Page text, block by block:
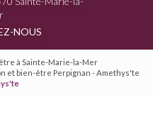
NOUS
à Sainte-Marie-la-Mer
et bien-être Perpignan - Amethys'te